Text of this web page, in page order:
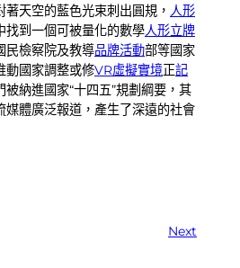
天空的藍色光束刺出圓規， 人形
找到一個可被量化的數學人形立牌
民檢察院及教導品牌活動部等國家
動國家調整或修VR虛擬實境正記
被納進國家“十四五”規劃綱要，其
媒體廣泛報道，產生了深遠的社會
Next